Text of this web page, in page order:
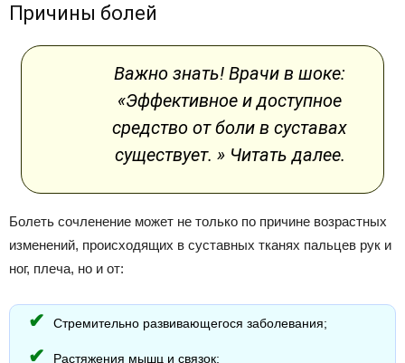
Причины болей
Важно знать! Врачи в шоке:
«Эффективное и доступное
средство от боли в суставах
существует. » Читать далее.
Болеть сочленение может не только по причине возрастных
изменений, происходящих в суставных тканях пальцев рук и
ног, плеча, но и от:
Стремительно развивающегося заболевания;
Растяжения мышц и связок;